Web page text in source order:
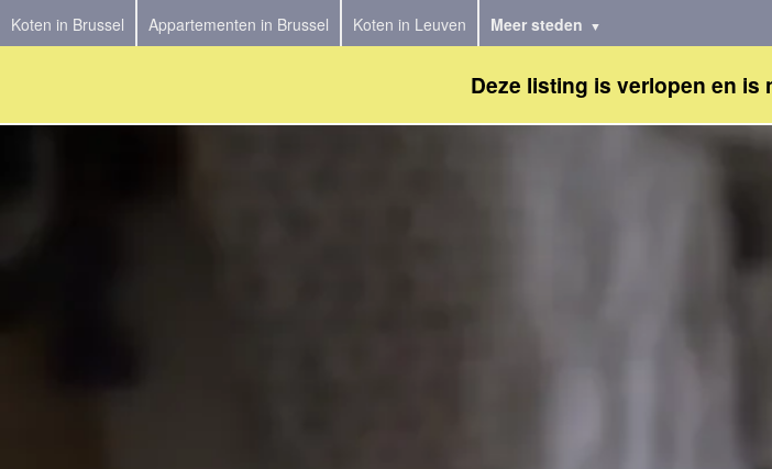
Koten in Brussel Appartementen in Brussel Koten in Leuven Meer steden
Deze listing is verlopen en is